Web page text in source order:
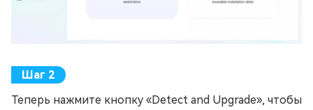
Теперь нажмите кнопку «Detect and Upgrade», чтобы